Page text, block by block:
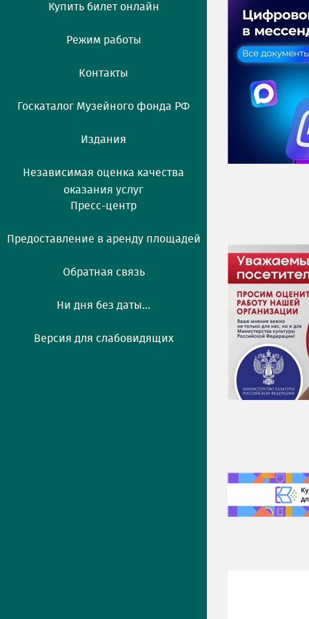
Купить билет онлайн
Режим работы
Контакты
Госкаталог Музейного фонда РФ
Издания
Независимая оценка качества
оказания услуг
Пресс-центр
Предоставление в аренду площадей
Обратная связь
Ни дня без даты...
Версия для слабовидящих